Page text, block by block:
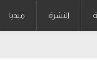
النشرة ميديا